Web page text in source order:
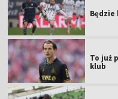
Będzie
To już
klub